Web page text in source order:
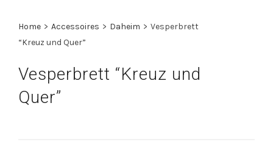
Home > Accessoires > Daheim > Vesperbrett
“Kreuz und Quer”
Vesperbrett “Kreuz und
Quer”